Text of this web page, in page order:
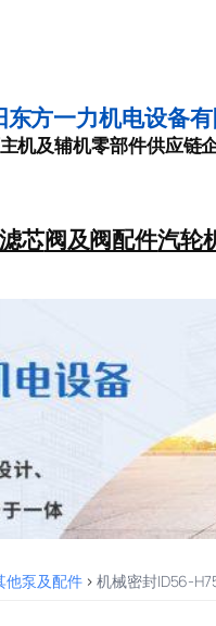
东方一力机电设备
机及辅机零部件供应链
芯阀及阀配件汽轮
他泵及配件>机械密封ID56-